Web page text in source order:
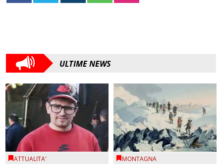
ULTIME NEWS
ATTUALITA' MONTAGNA